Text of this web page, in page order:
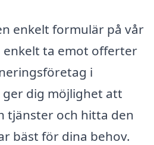
enkelt formulär på vår
enkelt ta emot offerter
i
ger dig möjlighet att
tjänster och hitta den
bäst för dina behov.